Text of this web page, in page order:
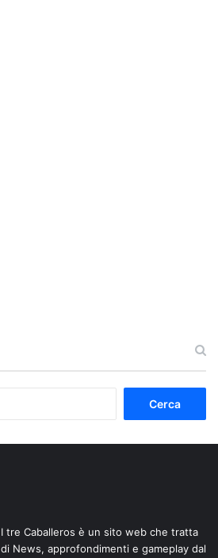
I tre Caballeros è un sito web che tratta
di News, approfondimenti e gameplay dal